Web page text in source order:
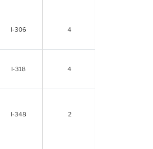
I-306 4
I-318 4
I-348 2